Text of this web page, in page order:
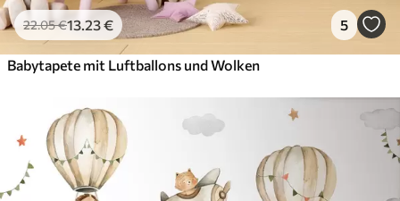
22.05€13.23€ 5
Babytapete mit Luftballons und Wolken